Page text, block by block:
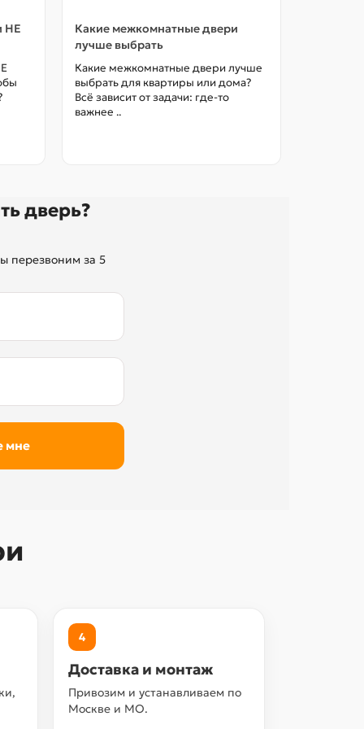
НЕ
Какие межкомнатные двери
лучше выбрать
Какие межкомнатные двери лучше
выбрать для квартиры или дома?
Всё зависит от задачи: где-то
важнее ..
дверь?
перезвоним за 5
4
Доставка и монтаж
Привозим и устанавливаем по
Москве и МО.